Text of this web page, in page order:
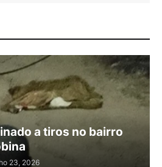
a tiros no bairro
23, 2026